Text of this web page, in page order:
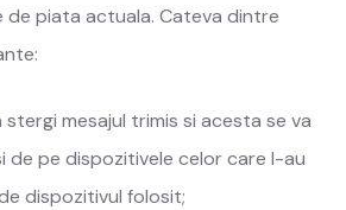
de piata actuala. Cateva dintre
mesajul trimis si acesta se va
de pe dispozitivele celor care l-au
dispozitivul folosit;